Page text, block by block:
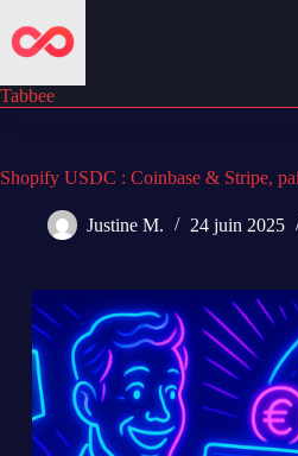
au
contenu
Tabbee
Shopify USDC : Coinbase & Stripe,
Justine M. 24 juin 2025